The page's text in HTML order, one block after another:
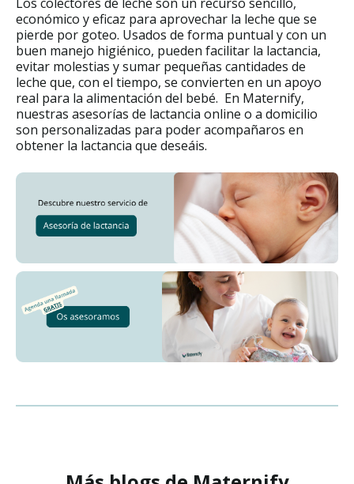
económico y eficaz para aprovechar la leche que se
pierde por goteo. Usados de forma puntual y con un
buen manejo higiénico, pueden facilitar la lactancia,
evitar molestias y sumar pequeñas cantidades de
leche que, con el tiempo, se convierten en un apoyo
real para la alimentación del bebé. En Maternify,
nuestras asesorías de lactancia online o a domicilio
son personalizadas para poder acompañaros en
obtener la lactancia que deseáis.